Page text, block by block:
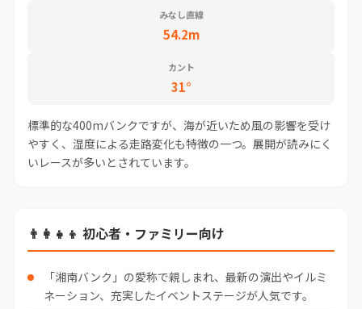
みなし直線
54.2m
カント
31°
標準的な400mバンクですが、海が近いため風の影響を受け
やすく、湿度による走路変化も特徴の一つ。展開が読みにく
いレースが多いとされています。
👨‍👩‍👧‍👦 初心者・ファミリー向け
「湘南バンク」の愛称で親しまれ、最新の演出やイルミ
ネーション、充実したイベントステージが人気です。